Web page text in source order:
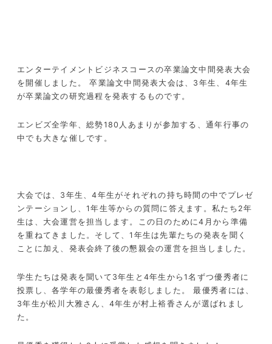
エンターテイメントビジネスコースの卒業論文中間発表大会
を開催しました。 卒業論文中間発表大会は、3年生、4年生
が卒業論文の研究過程を発表するものです。
エンビズ全学年、総勢180人あまりが参加する、通年行事の
中でも大きな催しです。
大会では、3年生、4年生がそれぞれの持ち時間の中でプレゼ
ンテーションし、1年生等からの質問に答えます。私たち2年
生は、大会運営を担当します。この日のために4月から準備
を重ねてきました。そして、1年生は先輩たちの発表を聞く
ことに加え、発表会終了後の懇親会の運営を担当しました。
学生たちは発表を聞いて3年生と4年生から1名ずつ優秀者に
投票し、各学年の最優秀者を表彰しました。 最優秀者には、
3年生が松川大雅さん、4年生が村上裕香さんが選ばれまし
た。